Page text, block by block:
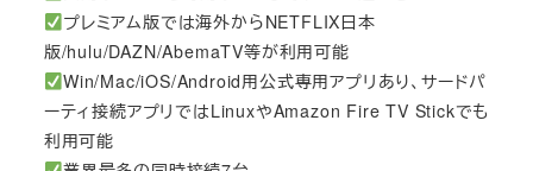
プレミアム版では海外からNETFLIX日本
版/hulu/DAZN/AbemaTV等が利用可能
Win/Mac/iOS/Android用公式専用アプリあり、サードパ
ーティ接続アプリではLinuxやAmazon Fire TV Stickでも
利用可能